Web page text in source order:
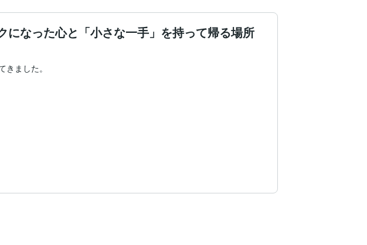
なった心と「小さな一手」を持って帰る場所
ました。